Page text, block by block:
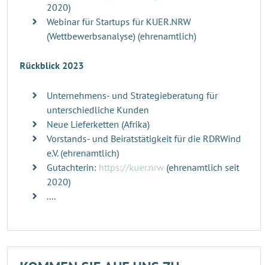
2020)
Webinar für Startups für KUER.NRW
(Wettbewerbsanalyse) (ehrenamtlich)
Rückblick 2023
Unternehmens- und Strategieberatung für
unterschiedliche Kunden
Neue Lieferketten (Afrika)
Vorstands- und Beiratstätigkeit für die RDRWind
e.V. (ehrenamtlich)
Gutachterin: https://kuer.nrw (ehrenamtlich seit
2020)
....